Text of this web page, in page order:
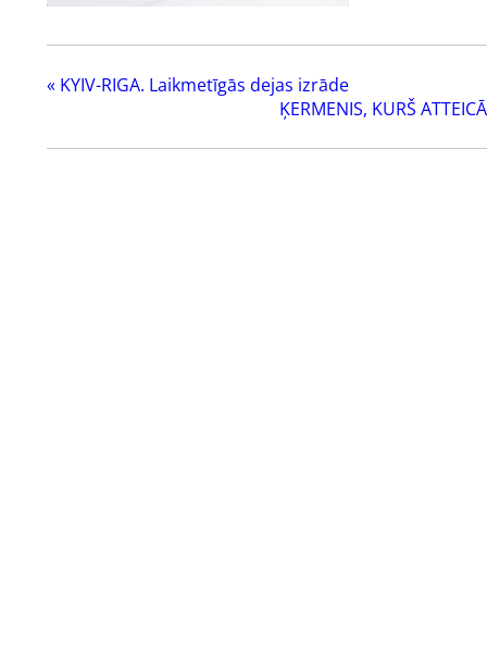
« KYIV-RIGA. Laikmetīgās dejas izrāde
ĶERMENIS, KURŠ